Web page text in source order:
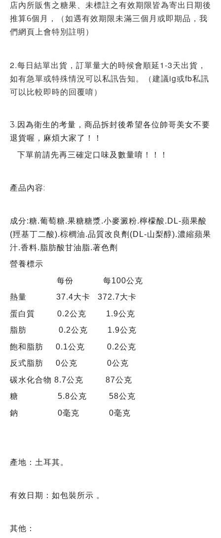
店內所販售之糖果、未標註之有效期限皆為寄出日期後
推算6個月，（如遇有效期限未滿三個月或即期品，我
們網頁上會特別註明）
2.每日結單出貨，訂單量大的時候會順延1-3天出貨，
如有急單或特殊情況可以私訊告知。（建議ig或fb私訊
可以比較即時的回覆唷）
3.因為衛生的考量，商品拆封後希望各位帥哥美女不要
退貨喔，麻煩大家了！！
下單前請先再三確定口味及數量唷！！！
產品內容:
成分:糖.葡萄糖.果糖糖漿.小麥澱粉.檸檬酸.DL-蘋果酸
(羥基丁二酸).棕櫚油.品質改良劑(DL-山梨醇).濃縮蘋果
汁.香料.脂肪酸甘油脂.著色劑
營養標示
每份 每100公克
熱量 37.4大卡 372.7大卡
蛋白質 0.2公克 1.9公克
脂肪 0.2公克 1.9公克
飽和脂肪 0.1公克 0.2公克
反式脂肪 0公克 0公克
碳水化合物 8.7公克 87公克
糖 5.8公克 58公克
鈉 0毫克 0毫克
產地：土耳其。
有效日期：如包裝所示 。
其他：